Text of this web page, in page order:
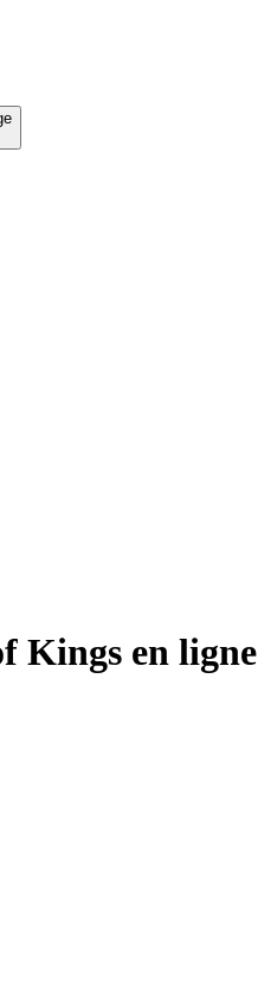
Kings en ligne